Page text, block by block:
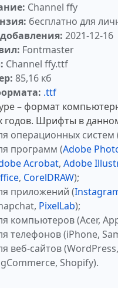
Channel ffy
бесплатно для
2021-12-16
Fontmaster
Channel ffy.ttf
85,16 кб
.ttf
– формат
годов. Шрифты в
операционных систем
программ (Adobe
Acrobat, Adobe
, CorelDRAW);
приложений (
PixelLab);
компьютеров (Acer,
телефонов (iPhone,
веб-сайтов
Shopify).